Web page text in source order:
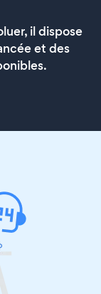
il dispose
et des